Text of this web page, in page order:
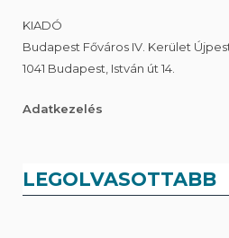
KIADÓ
Budapest Főváros IV. Kerület
1041 Budapest, István út 14.
Adatkezelés
LEGOLVASOTTABB